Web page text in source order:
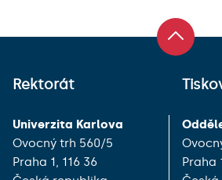
Rektorát
Univerzita Karlova
Ovocný trh 560/5
Praha 1, 116 36
Praha